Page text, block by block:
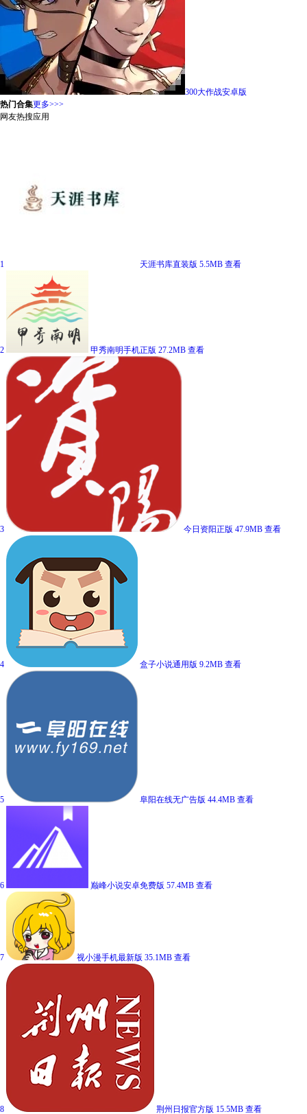
300大作战安卓版
热门合集更多>>>
网友热搜应用
1 天涯书库直装版 5.5MB 查看
2 甲秀南明手机正版 27.2MB 查看
3 今日资阳正版 47.9MB 查看
4 盒子小说通用版 9.2MB 查看
5 阜阳在线无广告版 44.4MB 查看
6 巅峰小说安卓免费版 57.4MB 查看
7 视小漫手机最新版 35.1MB 查看
8 荆州日报官方版 15.5MB 查看